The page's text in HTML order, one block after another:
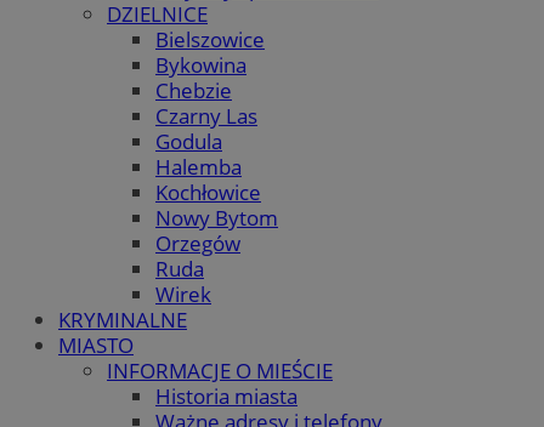
DZIELNICE
Bielszowice
Bykowina
Chebzie
Czarny Las
Godula
Halemba
Kochłowice
Nowy Bytom
Orzegów
Ruda
Wirek
KRYMINALNE
MIASTO
INFORMACJE O MIEŚCIE
Historia miasta